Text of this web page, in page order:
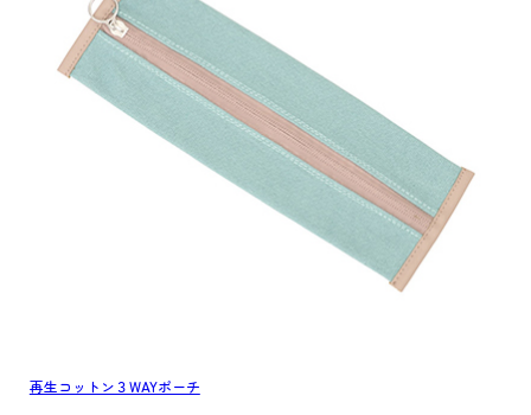
再生コットン３WAYポーチ